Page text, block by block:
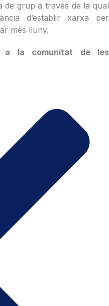
de grup a través de la qual
d’establir xarxa per
més lluny.
a la comunitat de les